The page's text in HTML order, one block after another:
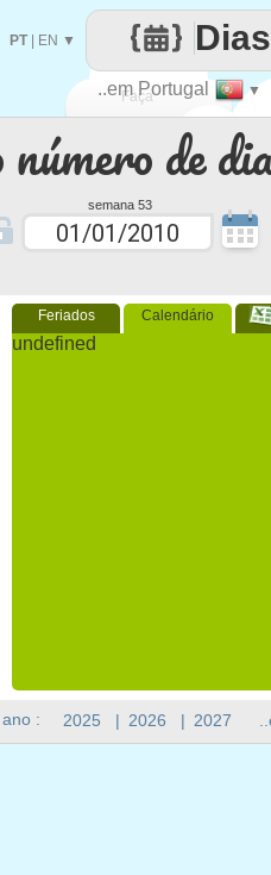
de
semana 53
Feriados Calendário
undefined
Faça
..em Portugal ▼
PT| EN ▼
: 2025 | 2026 | 2027